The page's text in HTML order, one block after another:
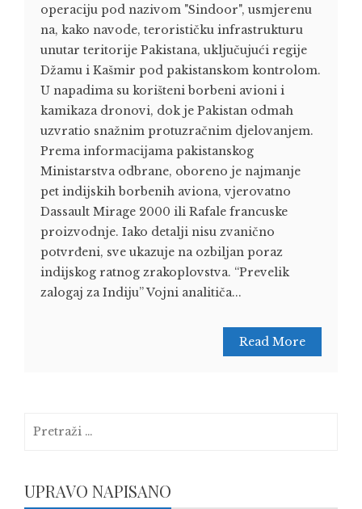
operaciju pod nazivom "Sindoor", usmjerenu
na, kako navode, terorističku infrastrukturu
unutar teritorije Pakistana, uključujući regije
Džamu i Kašmir pod pakistanskom kontrolom.
U napadima su korišteni borbeni avioni i
kamikaza dronovi, dok je Pakistan odmah
uzvratio snažnim protuzračnim djelovanjem.
Prema informacijama pakistanskog
Ministarstva odbrane, oboreno je najmanje
pet indijskih borbenih aviona, vjerovatno
Dassault Mirage 2000 ili Rafale francuske
proizvodnje. Iako detalji nisu zvanično
potvrđeni, sve ukazuje na ozbiljan poraz
indijskog ratnog zrakoplovstva. “Prevelik
zalogaj za Indiju” Vojni analitiča...
Read More
UPRAVO NAPISANO